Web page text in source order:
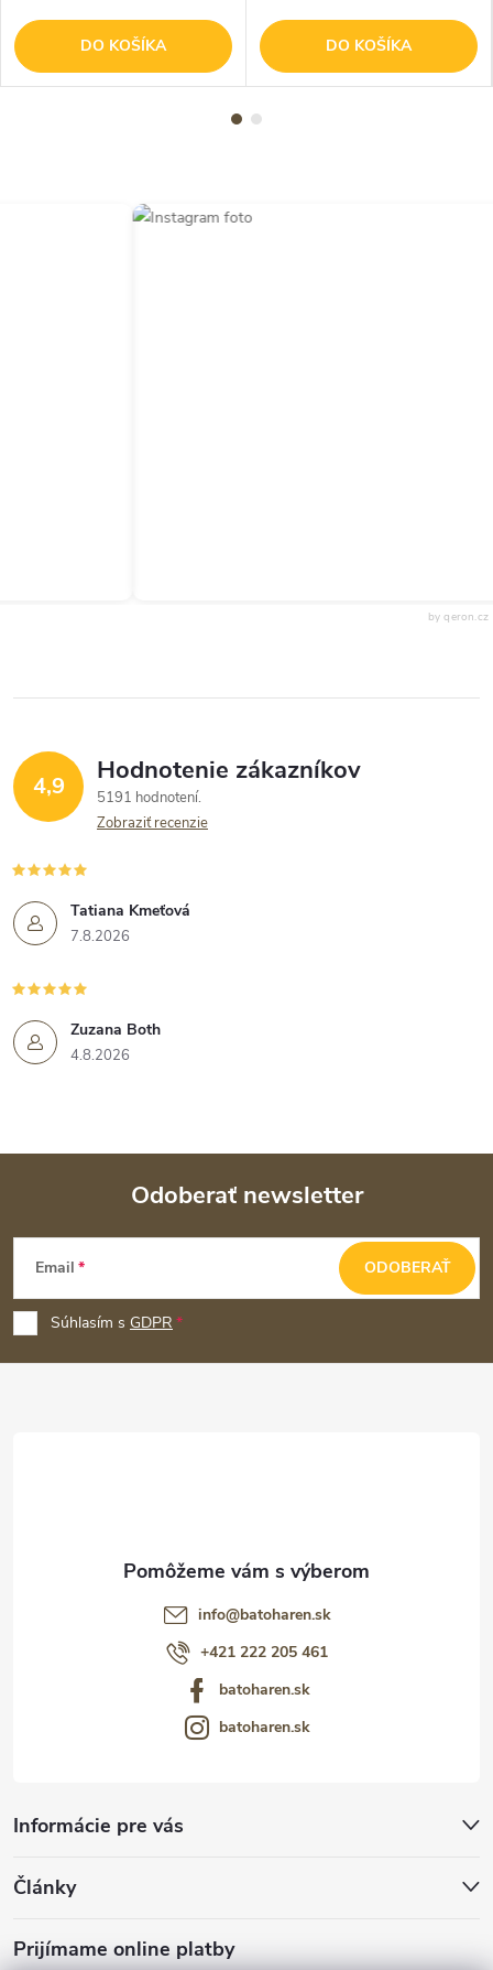
DO KOŠÍKA DO KOŠÍKA
by qeron.cz
4,9 Hodnotenie zákazníkov
5191 hodnotení
Zobraziť recenzie
Tatiana Kmeťová
7.8.2026
Zuzana Both
4.8.2026
Z
p
ä
Odoberať newsletter
Email
Súhlasím s GDPR
ODOBERAŤ
Informácie pre vás
Články
Prijímame online platby
info@batoharen.sk
+421 222 205 461
batoharen.sk
batoharen.sk